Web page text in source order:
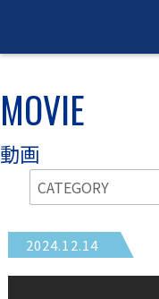
MOVIE
動画
2024.12.14